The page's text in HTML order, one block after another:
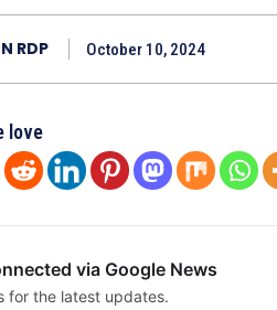
RDP October 10, 2024
love
via Google News
for the latest updates.